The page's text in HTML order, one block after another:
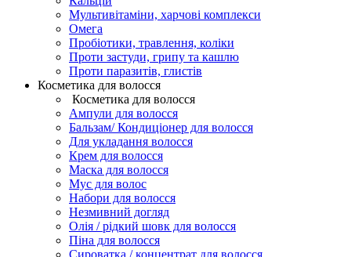
Мультивітаміни, харчові комплекси
Омега
Пробіотики, травлення, коліки
Проти застуди, грипу та кашлю
Проти паразитів, глистів
Косметика для волосся
Косметика для волосся
Ампули для волосся
Бальзам/ Кондиціонер для волосся
Для укладання волосся
Крем для волосся
Маска для волосся
Мус для волос
Набори для волосся
Незмивний догляд
Олія / рідкий шовк для волосся
Піна для волосся
Сироватка / концентрат для волосся